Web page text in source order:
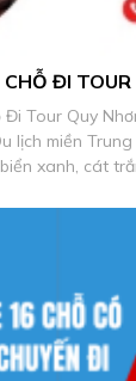
ĐI
Đi Tour Quy
lịch miền
xanh, cát